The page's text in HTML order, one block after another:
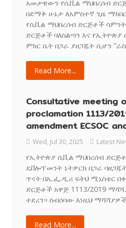
አመታዊውን የሲቪል ማህበረሰብ
በደማቅ ሁኔታ ለአምስተኛ ጊዜ
የሲቪል ማህበረሰብ ድርጅቶች
ድርጅቶች ባለስልጣን እና
ምክር ቤት በጋራ ያዘጋጁት ሲሆን
Read More...
Consultative meeting
proclamation 1113/
amendment ECSOC
Wed, Jul 30, 2025 Latest
የኢትዮጵያ ሲቪል ማህበረሰብ
ዴቨሎፕመንት ኔትዎርክ በጋራ
ጥናት በኢ.ፌ.ዲ.ሪ ፍትህ ሚኒስቴር
ድርጅቶች አዋጅ 1113/2019
ተደረገ። ስብሰባው እነዚህ
Read More...